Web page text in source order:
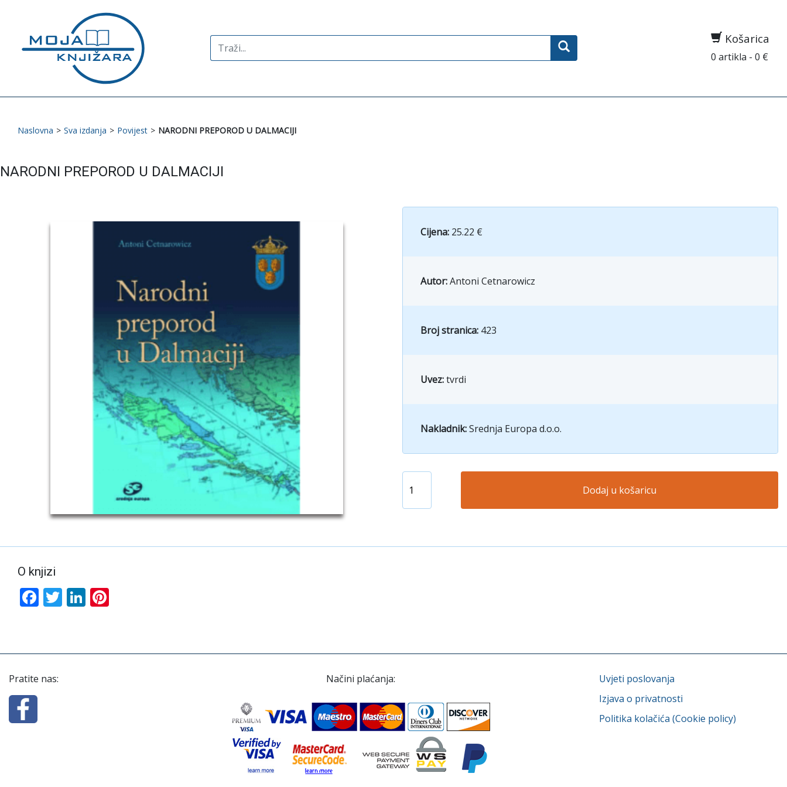
Search
for:
Košarica
0 artikla - 0 €
Naslovna > Sva izdanja > Povijest > NARODNI PREPOROD U DALMACIJI
NARODNI PREPOROD U DALMACIJI
Cijena: 25.22 €
Autor:Antoni Cetnarowicz
Broj stranica: 423
Uvez:tvrdi
Nakladnik:Srednja Europa d.o.o.
Dodaj u košaricu
O knjizi
Facebook
TwitterLinkedIn
Pratite nas: Načini plaćanja:
Uvjeti poslovanja
Izjava o privatnosti
Politika kolačića (Cookie policy)